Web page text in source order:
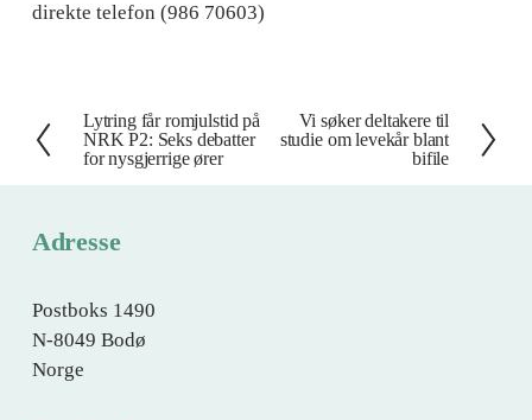
direkte telefon (986 70603)
F
o
i
e
Lytring får romjulstid på
NRK P2: Seks debatter
for nysgjerrige ører
Vi søker deltakere til
studie om levekår blant
bifile
Adresse
Postboks 1490
N-8049 Bodø
Norge